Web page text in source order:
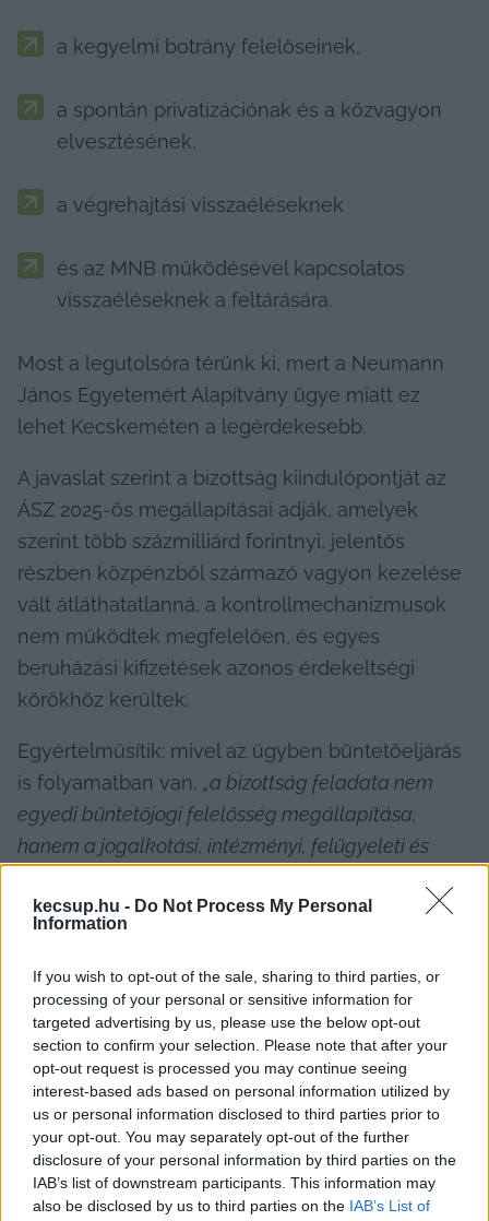
kecsup.hu - Do Not Process My Personal
Information
If you wish to opt-out of the sale, sharing to third parties, or
processing of your personal or sensitive information for
targeted advertising by us, please use the below opt-out
section to confirm your selection. Please note that after your
opt-out request is processed you may continue seeing
interest-based ads based on personal information utilized by
us or personal information disclosed to third parties prior to
your opt-out. You may separately opt-out of the further
disclosure of your personal information by third parties on the
IAB’s list of downstream participants. This information may
also be disclosed by us to third parties on the IAB’s List of
a kegyelmi botrány felelőseinek,
a spontán privatizációnak és a közvagyon
elvesztésének,
a végrehajtási visszaéléseknek
és az MNB működésével kapcsolatos
visszaéléseknek a feltárására.
Most a legutolsóra térünk ki, mert a Neumann
János Egyetemért Alapítvány ügye miatt ez
lehet Kecskeméten a legérdekesebb.
A javaslat szerint a bizottság kiindulópontját az
ÁSZ 2025-ös megállapításai adják, amelyek
szerint több százmilliárd forintnyi, jelentős
részben közpénzből származó vagyon kezelése
vált átláthatatlanná, a kontrollmechanizmusok
nem működtek megfelelően, és egyes
beruházási kifizetések azonos érdekeltségi
körökhöz kerültek.
Egyértelműsítik: mivel az ügyben büntetőeljárás
is folyamatban van, „a bizottság feladata nem
egyedi büntetőjogi felelősség megállapítása,
hanem a jogalkotási, intézményi, felügyeleti és
közérdeket szolgáló keretek között történjen”.
HIRDETÉS